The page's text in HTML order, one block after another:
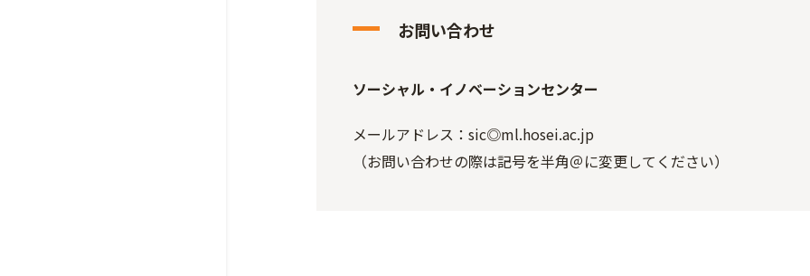
お問い合わせ
ソーシャル・イノベーションセンター
メールアドレス：sic◎ml.hosei.ac.jp
（お問い合わせの際は記号を半角＠に変更してください）